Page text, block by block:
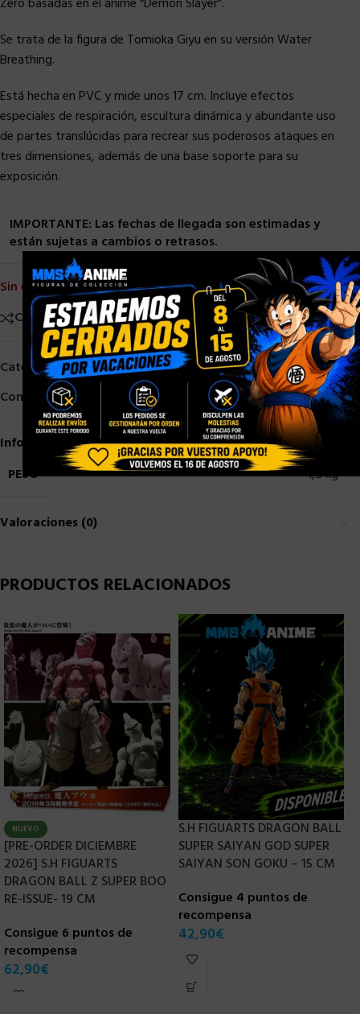
Se trata de la figura de Tomioka Giyu en su versión Water
Breathing.
Está hecha en PVC y mide unos 17 cm. Incluye efectos
especiales de respiración, escultura dinámica y abundante uso
de partes translúcidas para recrear sus poderosos ataques en
tres dimensiones, además de una base soporte para su
exposición.
IMPORTANTE: Las fechas de llegada son estimadas y
están sujetas a cambios o retrasos.
Sin existencias
Comparar
Añadir a la lista de deseos
Categorías:Bandai,Demon Slayer Zeo,Figuarts Zero
Compartir:
Información adicional
PESO
1,5 kg
Valoraciones (0)
PRODUCTOS RELACIONADOS
NUEVO
[PRE-ORDER DICIEMBRE
2026] S.H FIGUARTS
DRAGON BALL Z SUPER BOO
RE-ISSUE- 19 CM
Consigue 6 puntos de
recompensa
62,90€
S.H FIGUARTS DRAGON BALL
SUPER SAIYAN GOD SUPER
SAIYAN SON GOKU – 15 CM
Consigue 4 puntos de
recompensa
42,90€
×